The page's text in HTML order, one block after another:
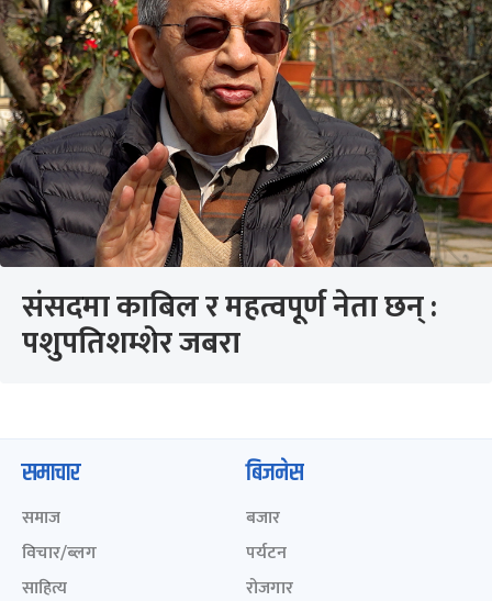
संसदमा काबिल र महत्वपूर्ण नेता छन् :
पशुपतिशम्शेर जबरा
समाचार
समाज
विचार/ब्लग
साहित्य
बिजनेस
बजार
पर्यटन
रोजगार